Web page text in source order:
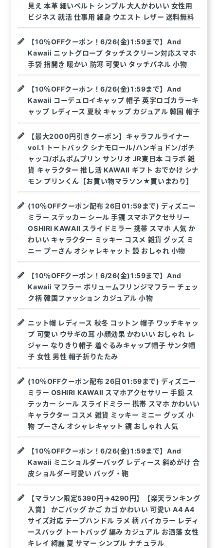
見え 本革 細いベルト シンプル 大人かわいい 女性用
ビジネス 就活 仕事用 細身 ウエスト レザー 送料無料
【10％OFFクーポン！6/26(金)1:59まで】And
Kawaii ニットグローブ タッチスクリーン対応スマホ
手袋 指開き 暖かい 防寒 可愛い タッチパネル 小物
【10％OFFクーポン！6/26(金)1:59まで】And
Kawaii コーデュロイキャップ 帽子 英字ロゴカラーキ
ャップ レディース 夏秋 キャップ カジュアル 韓国 帽子
【最大2000円引きクーポン】キャラフルライナー
vol.1 トートバック シナモロール/ハンギョドン/ポチ
ャッコ/ポムポムプリン サンリオ JR東日本 コラボ 雑
貨 キャラクター 推し活 KAWAII ギフト おでかけ シナ
モン プリンくん【お買い物マラソン★買いまわり】
(10％OFFクーポン配布 26日01:59まで) ディズニー
ミラー ステッカー シール 手鏡 スマホアクセサリー
OSHIRI KAWAII スライドミラー 携帯 スマホ 人気 か
わいい キャラクター ミッキー コスメ 雑貨 グッズ ミ
ニー プーさん オシャレキャット 鏡 おしゃれ 小物
【10％OFFクーポン！6/26(金)1:59まで】And
Kawaii マフラー ボリュームフリンジマフラー チェッ
ク柄 韓国ファッション カジュアル 小物
ニット帽 レディース 秋冬 コットン 帽子 ワッチキャッ
プ 可愛い ウサギの耳 小顔効果 かわいい おしゃれ レ
ジャー なりきり帽子 着ぐるみキャップ帽子 サンタ帽
子 女性 男性 帽子折りたたみ
(10％OFFクーポン配布 26日01:59まで) ディズニー
ミラー OSHIRI KAWAII スマホアクセサリー 手鏡 ス
テッカー シール スライドミラー 携帯 スマホ かわいい
キャラクター コスメ 雑貨 ミッキー ミニー グッズ 小
物 プーさん オシャレキャット 鏡 おしゃれ 人気
【10％OFFクーポン！6/26(金)1:59まで】And
Kawaii ミニショルダーバッグ レディース 斜めがけ 合
皮ショルダー可愛い バッグ・鞄
【マラソン限定5390円→4290円】【楽天ランキング
入賞】 かごバッグ かご カゴ かわいい 可愛い A4 A4
サイズ対応 テープハンドル ラメ 柄 バイカラー レディ
ースバッグ トートバッグ 編み カジュアル お洒落 女性
キレイ 綺麗 夏 サマー シンプル ナチュラル